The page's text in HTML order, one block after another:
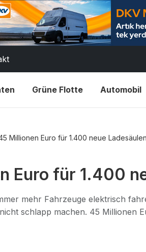
Grüne Flotte Automobil
Millionen Euro für 1.400 neue Ladesäulen
Euro für 1.400
mehr Fahrzeuge elektrisch
schlapp machen. 45 Millionen